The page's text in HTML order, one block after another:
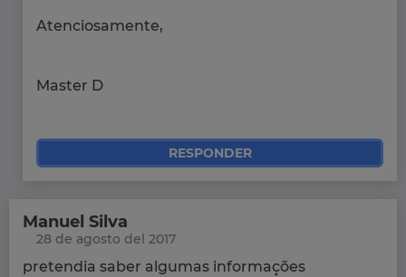
Atenciosamente,
Master D
RESPONDER
Manuel Silva
28 de agosto del 2017
pretendia saber algumas informações